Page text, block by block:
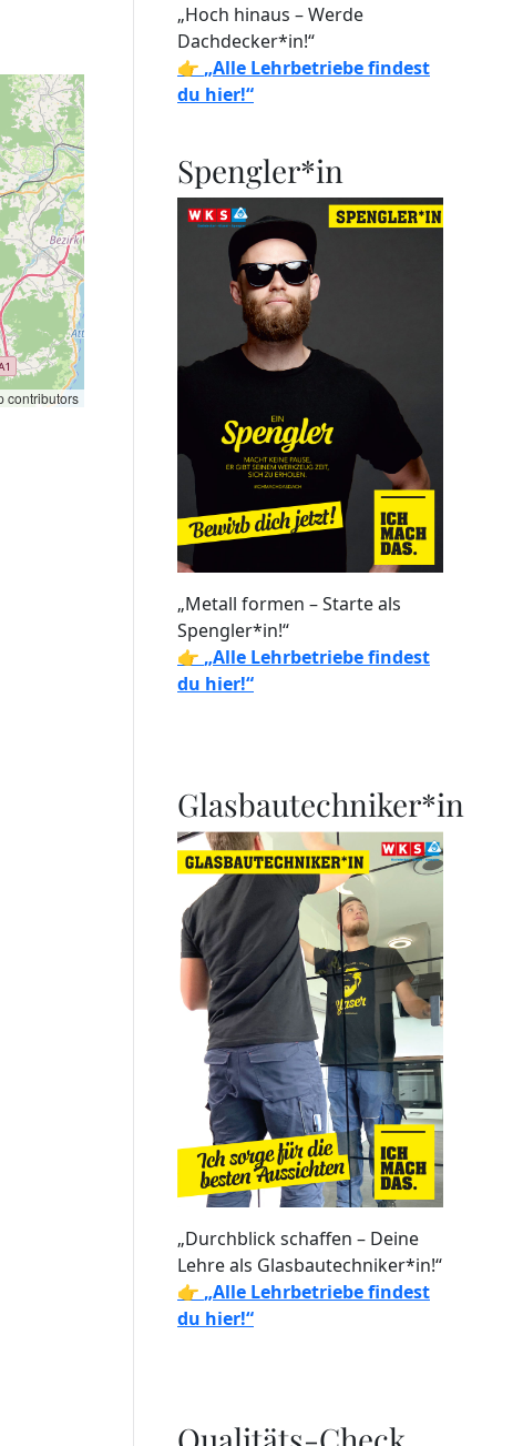
contributors
„Hoch hinaus – Werde
Dachdecker*in!“
👉 „Alle Lehrbetriebe findest
du hier!“
Spengler*in
„Metall formen – Starte als
Spengler*in!“
👉 „Alle Lehrbetriebe findest
du hier!“
Glasbautechniker*in
„Durchblick schaffen – Deine
Lehre als Glasbautechniker*in!“
👉 „Alle Lehrbetriebe findest
du hier!“